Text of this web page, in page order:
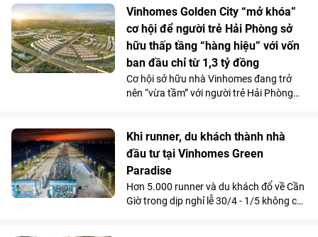
du lịch lữ hành hàng đầu Ấn Độ. Đây là
bước đi chiến lược nhằm tiếp cận trực
tiếp và toàn diện tới mọi phân khúc
khách hàng, góp phần đưa Việt Nam
thành “điểm đến ưu tiên” tại thị trường
đông dân nhất hành tinh.
Vinhomes Golden City “mở khóa”
cơ hội để người trẻ Hải Phòng sở
hữu thấp tầng “hàng hiệu” với vốn
ban đầu chỉ từ 1,3 tỷ đồng
Cơ hội sở hữu nhà Vinhomes đang trở
nên “vừa tầm” với người trẻ Hải Phòng
đầu chỉ từ 1,3 tỷ đồng. Không chỉ giải bài
toán tài chính, dự án còn mở ra một
không gian sống mới - nơi những người
trẻ có thể tận hưởng chuẩn sống
Vinhomes trong một khu đô thị hiện đại,
giàu tiềm năng khai thác cũng như tăng
Khi runner, du khách thành nhà
đầu tư tại Vinhomes Green
Paradise
Hơn 5.000 runner và du khách đổ về Cần
Giờ trong dịp nghỉ lễ 30/4 - 1/5 không chỉ